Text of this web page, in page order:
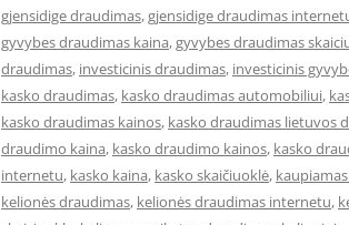
gjensidige draudimas,gjensidige draudimas
gyvybes draudimas kaina,gyvybes draudimas
draudimas, investicinis draudimas, investicinis
kasko draudimas, kasko draudimas automobiliui,
kasko draudimas kainos, kasko draudimas lietuvos
draudimo kaina, kasko draudimo kainos, kasko
internetu, kasko kaina, kasko skaičiuoklė,
kelionės draudimas, kelionės draudimas internetu,